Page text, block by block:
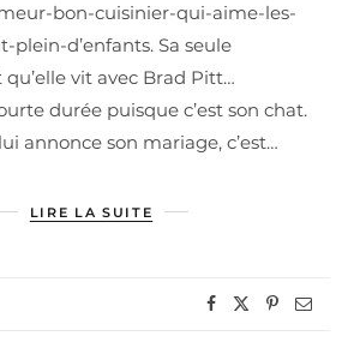
bon-cuisinier-qui-aime-les-
d’enfants. Sa seule
qu’elle vit avec Brad Pitt…
durée puisque c’est son chat.
annonce son mariage, c’est…
LIRE LA SUITE